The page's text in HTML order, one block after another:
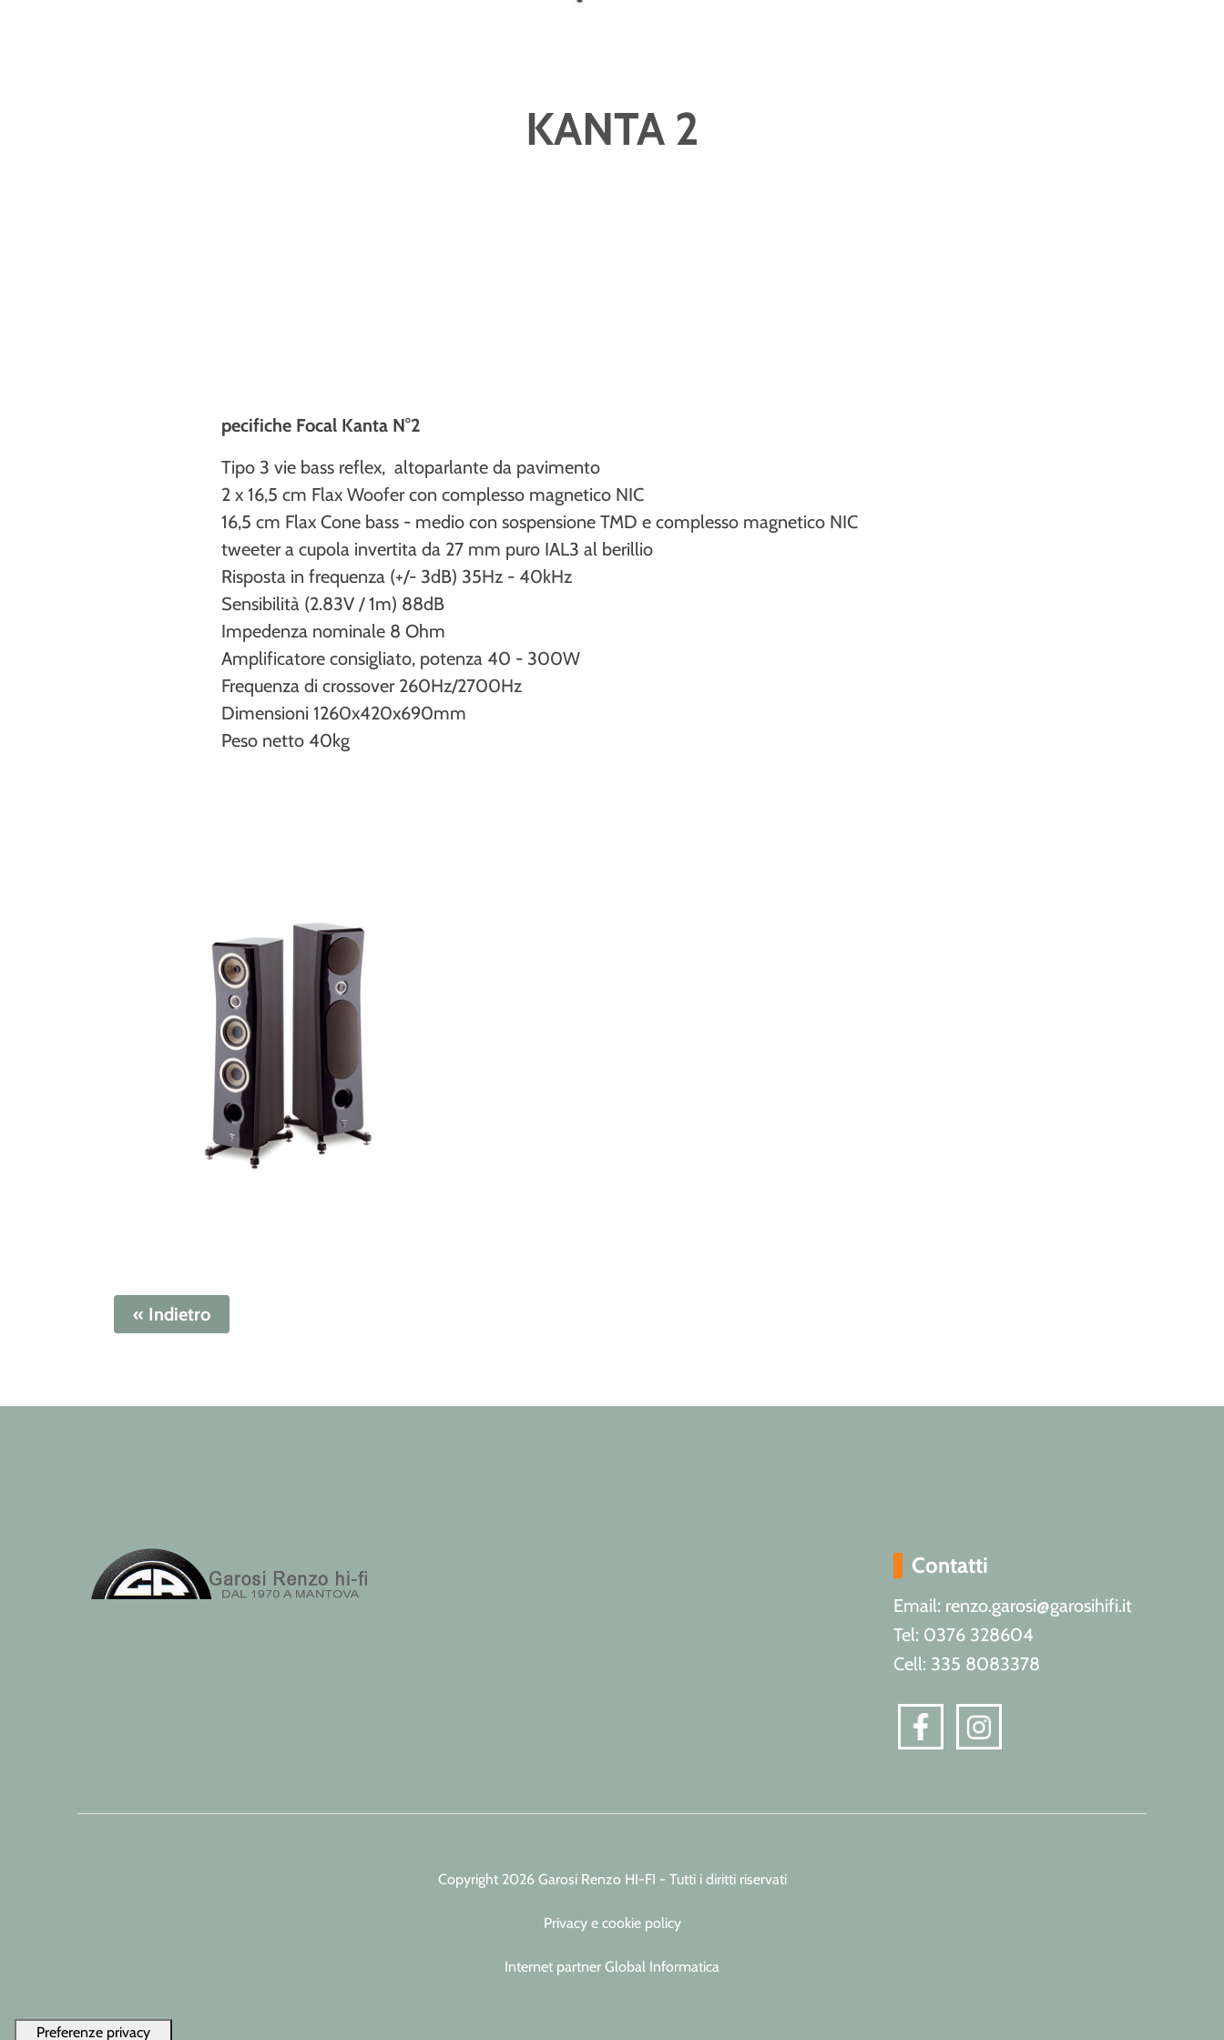
KANTA 2
pecifiche Focal Kanta N°2
Tipo 3 vie bass reflex, altoparlante da pavimento
2 x 16,5 cm Flax Woofer con complesso magnetico NIC
16,5 cm Flax Cone bass - medio con sospensione TMD e complesso magnetico NIC
tweeter a cupola invertita da 27 mm puro IAL3 al berillio
Risposta in frequenza (+/- 3dB) 35Hz - 40kHz
Sensibilità (2.83V / 1m) 88dB
Impedenza nominale 8 Ohm
Amplificatore consigliato, potenza 40 - 300W
Frequenza di crossover 260Hz/2700Hz
Dimensioni 1260x420x690mm
Peso netto 40kg
« Indietro
Contatti
Email: renzo.garosi@garosihifi.it
Tel: 0376 328604
Cell: 335 8083378
Copyright 2026 Garosi Renzo HI-FI - Tutti i diritti riservati
Privacy e cookie policy
Internet partner Global Informatica